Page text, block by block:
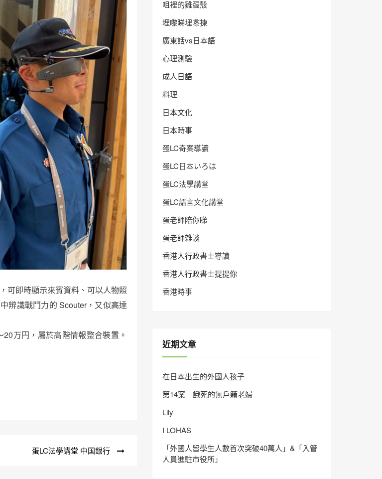
可即時顯示來賓資料、可以人物照
辨識戰鬥力的 Scouter，又似高達
万円，屬於高階情報整合裝置。
蛋LC法學講堂 中国銀行
咀裡的雞蛋殼
埋嚟睇埋嚟揀
廣東話vs日本語
心理測驗
成人日語
料理
日本文化
日本時事
蛋LC奇案導讀
蛋LC日本いろは
蛋LC法學講堂
蛋LC語言文化講堂
蛋老師陪你睇
蛋老師雜談
香港人行政書士導讀
香港人行政書士提提你
香港時事
近期文章
在日本出生的外國人孩子
第14案｜餓死的無戶籍老婦
Lily
I LOHAS
「外國人留學生人數首次突破40萬人」&「入管
人員進駐市役所」